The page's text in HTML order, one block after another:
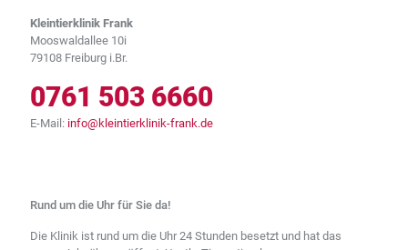
Kleintierklinik Frank
Mooswaldallee 10i
79108 Freiburg i.Br.
0761 503 6660
E-Mail: info@kleintierklinik-frank.de
Rund um die Uhr für Sie da!
Die Klinik ist rund um die Uhr 24 Stunden besetzt und hat das